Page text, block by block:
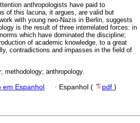
anthropologists have paid to
of this lacuna, it argues, are valid but
with young neo-Nazis in Berlin, suggests
is the result of three interrelated forces: in
which have dominated the discipline;
of academic knowledge, to a great
contradictions and impasses in the field of
methodology; anthropology.
em Espanhol · Espanhol ( pdf )